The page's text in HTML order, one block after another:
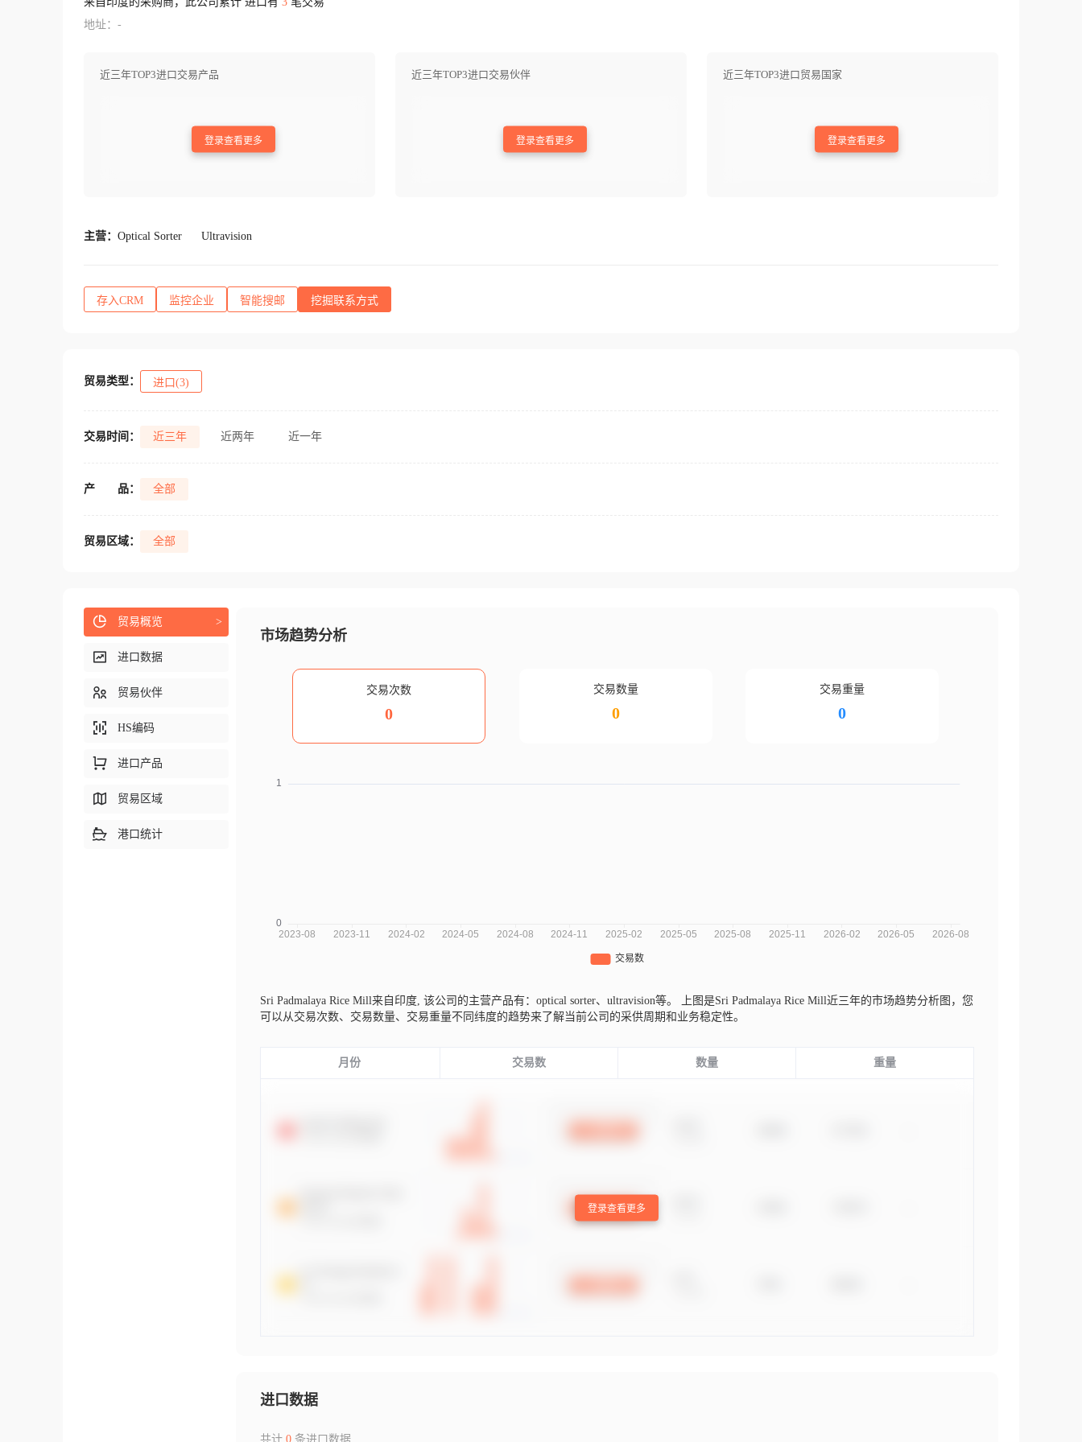
地址：-
近三年TOP3进口交易产品
登录查看更多
近三年TOP3进口交易伙伴
登录查看更多
近三年TOP3进口贸易国家
登录查看更多
主营： Optical Sorter Ultravision
存入CRM 监控企业 智能搜邮 挖掘联系方式
贸易类型： 进口(3)
交易时间： 近三年 近两年 近一年
产 品： 全部
贸易区域： 全部
市场趋势分析
交易次数
0
交易数量
0
交易重量
0
Sri Padmalaya Rice Mill来自印度, 该公司的主营产品有：optical sorter、ultravision等。
上图是Sri Padmalaya Rice Mill近三年的市场趋势分析图，您
可以从交易次数、交易数量、交易重量不同纬度的趋势来了解当前公司的采供周期和业务稳定性。
月份 交易数 数量 重量
登录查看更多
进口数据
共计 0条进口数据
贸易概览 >
进口数据
贸易伙伴
HS编码
进口产品
贸易区域
港口统计